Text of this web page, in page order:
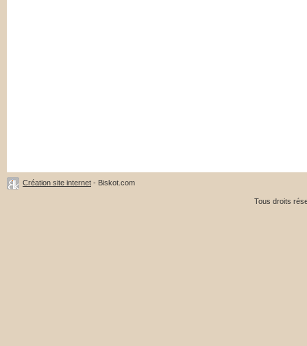
Création site internet - Biskot.com
Tous droits